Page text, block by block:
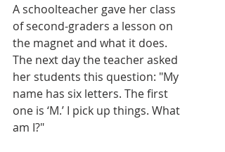
A schoolteacher gave her class
of second-graders a lesson on
the magnet and what it does.
The next day the teacher asked
her students this question: "My
name has six letters. The first
one is ‘M.’ I pick up things. What
am I?"